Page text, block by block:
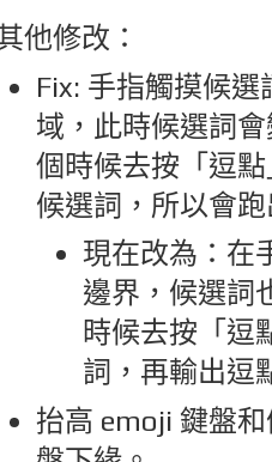
他修改：
Fix: 手指觸摸候
域，此時候選詞
個時候去按「逗
候選詞，所以會
現在改為：在
邊界，候選詞
時候去按「逗
詞，再輸出逗
抬高 emoji 鍵盤